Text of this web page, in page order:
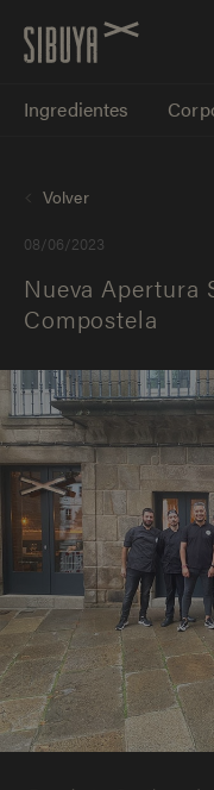
Ingredientes
08/06/2023
Volver
Nueva Apertura
Compostela